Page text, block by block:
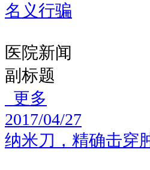
名义行骗
医院新闻
副标题
更多
2017/04/27
纳米刀，精确击穿